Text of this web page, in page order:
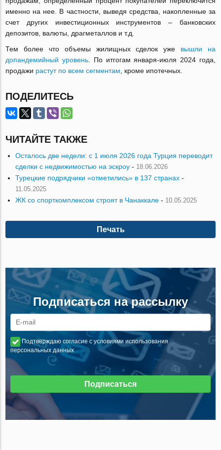
именно на нее. В частности, выведя средства, накопленные за
счет других инвестиционных инструментов – банковских
депозитов, валюты, драгметаллов и т.д.
Тем более что объемы жилищных сделок уже вышли на
допандемийный уровень. По итгогам января-июля 2024 года,
продажи растут по всем сегментам , кроме ипотечных.
ПОДЕЛИТЕСЬ
ЧИТАЙТЕ ТАКЖЕ
Осталось две недели: с 1 июля 2026 года Турция переводит
сделки с недвижимостью на эскроу - 18.06.2026
Турецкие подрядчики «отметились» в 137 странах -
11.05.2025
ЖК со спорткомплексом строят в Чанаккале - 10.05.2025
Печать
Подписаться на рассылку
Подтверждаю согласие с условиями использования
персональных данных
Подписаться